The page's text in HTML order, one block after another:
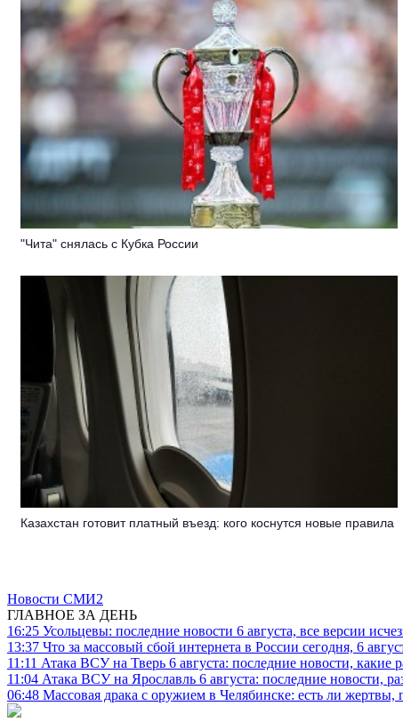
"Чита" снялась с Кубка России
Казахстан готовит платный въезд: кого коснутся новые правила
Новости СМИ2
ГЛАВНОЕ ЗА ДЕНЬ
16:25 Усольцевы: последние новости 6 августа, все версии
13:37 Что за массовый сбой интернета в России сегодня, 6
11:11 Атака ВСУ на Тверь 6 августа: последние новости, какие
11:04 Атака ВСУ на Ярославль 6 августа: последние новости,
06:48 Массовая драка с оружием в Челябинске: есть ли